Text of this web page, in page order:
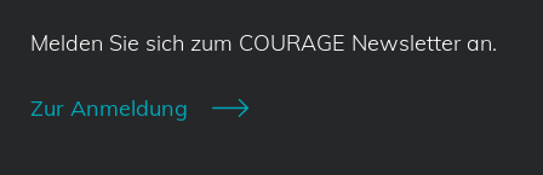
Melden Sie sich zum COURAGE Newsletter an.
Zur Anmeldung